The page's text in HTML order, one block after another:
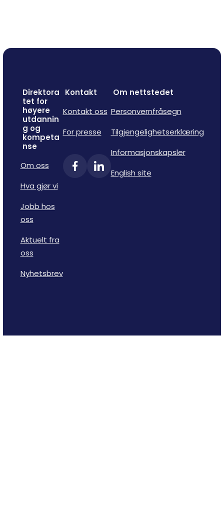
Direktora
tet for
høyere
utdannin
g og
kompeta
nse
Om oss
Hva gjør vi
Jobb hos
oss
Aktuelt fra
oss
Nyhetsbrev
Kontakt
Kontakt oss
For presse
Om nettstedet
Personvernfråsegn
Tilgjengelighetserklæring
Informasjonskapsler
English site